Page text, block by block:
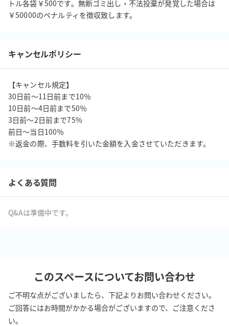
トル各袋￥500です。無断ゴミ出し・不法投棄が発覚した場合は
￥50000のペナルティを徴収致します。
キャンセルポリシー
【キャンセル規定】
30日前〜11日前まで10％
10日前〜4日前まで50％
3日前〜2日前まで75%
前日〜当日100％
※返金の際、手数料を引いた金額を入金させていただきます。
よくある質問
Q&Aは準備中です。
このスペースについてお問い合わせ
ご不明な点がございましたら、下記よりお問い合わせください。
ご回答にはお時間がかかる場合がございますので、ご注意くださ
い。